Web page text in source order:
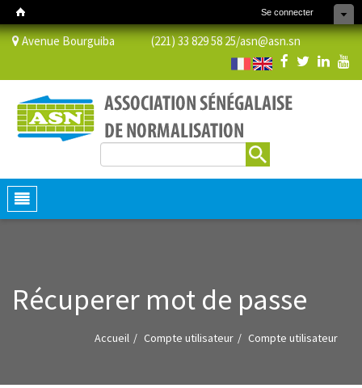
Se connecter
Avenue Bourguiba (221) 33 829 58 25/asn@asn.sn
Formulaire de recherche
Toggle
navigation
Récuperer mot de passe
Accueil Compte utilisateur Compte utilisateur